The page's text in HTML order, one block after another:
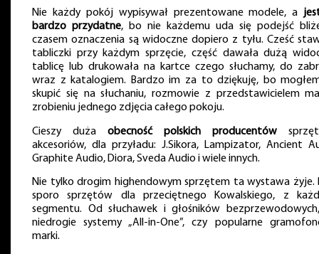
Nie każdy pokój wypisywał prezentowane modele, a
bardzo przydatne, bo nie każdemu uda się podejść
czasem oznaczenia są widoczne dopiero z tyłu. Cześć
tabliczki przy każdym sprzęcie, część dawała dużą
tablicę lub drukowała na kartce czego słuchamy, do
wraz z katalogiem. Bardzo im za to dziękuję, bo
skupić się na słuchaniu, rozmowie z przedstawicielem
zrobieniu jednego zdjęcia całego pokoju.
Cieszy duża obecność polskich producentów
akcesoriów, dla przyładu: J.Sikora, Lampizator, Ancient
Graphite Audio, Diora, Sveda Audio i wiele innych.
Nie tylko drogim highendowym sprzętem ta wystawa żyje.
sporo sprzętów dla przeciętnego Kowalskiego, z
segmentu. Od słuchawek i głośników
niedrogie systemy „All-in-One”, czy popularne
marki.